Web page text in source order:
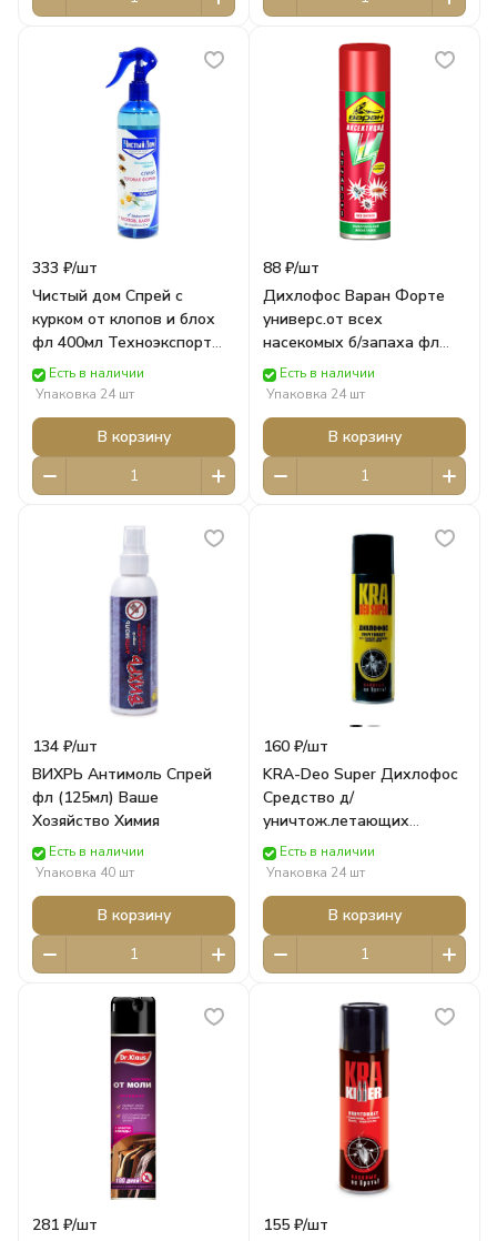
333 ₽/шт
Чистый дом Спрей с
курком от клопов и блох
фл 400мл Техноэкспорт
ХимияЕсть в наличии
Упаковка 24 шт
В корзину
88 ₽/шт
Дихлофос Варан Форте
универс.от всех
насекомых б/запаха фл
(145 мл) Сибиар
Есть в наличии
Упаковка 24 шт
В корзину
134 ₽/шт
ВИХРЬ Антимоль Спрей
фл (125мл) Ваше
Хозяйство Химия
Есть в наличии
Упаковка 40 шт
В корзину
160 ₽/шт
KRA-Deo Super Дихлофос
Средство д/
уничтож.летающих
насекомых фл
(300см.куб/250мл) Ваше
Хозяйство Химия
Есть в наличии
Упаковка 24 шт
В корзину
281 ₽/шт
155 ₽/шт